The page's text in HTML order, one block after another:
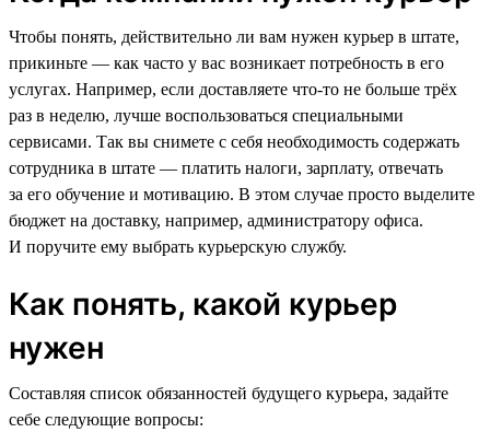
Чтобы понять, действительно ли вам нужен курьер в штате,
прикиньте — как часто у вас возникает потребность в его
услугах. Например, если доставляете что-то не больше трёх
раз в неделю, лучше воспользоваться специальными
сервисами. Так вы снимете с себя необходимость содержать
сотрудника в штате — платить налоги, зарплату, отвечать
за его обучение и мотивацию. В этом случае просто выделите
бюджет на доставку, например, администратору офиса.
И поручите ему выбрать курьерскую службу.
Как понять, какой курьер
нужен
Составляя список обязанностей будущего курьера, задайте
себе следующие вопросы: